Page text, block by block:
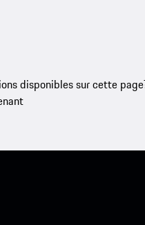
disponibles sur cette